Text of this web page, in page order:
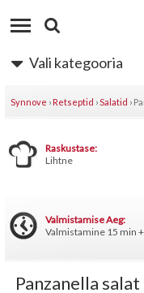
Vali kategooria
Synnove ›Retseptid ›Salatid ›
Raskustase:
Lihtne
Valmistamise Aeg:
Valmistamine 15 min
Panzanella salat